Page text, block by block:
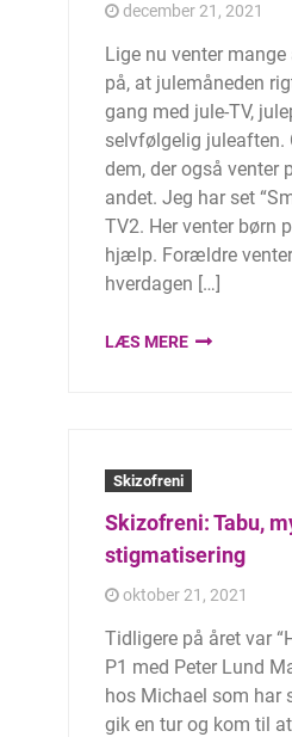
december 21, 2021
Lige nu venter
på, at julemåneden
gang med jule-TV,
selvfølgelig juleaften.
dem, der også venter
andet. Jeg har set
TV2. Her venter børn
hjælp. Forældre
hverdagen […]
LÆS MERE
Skizofreni
Skizofreni: Tabu,
stigmatisering
oktober 21, 2021
Tidligere på året var
P1 med Peter Lund
hos Michael som har
gik en tur og kom til